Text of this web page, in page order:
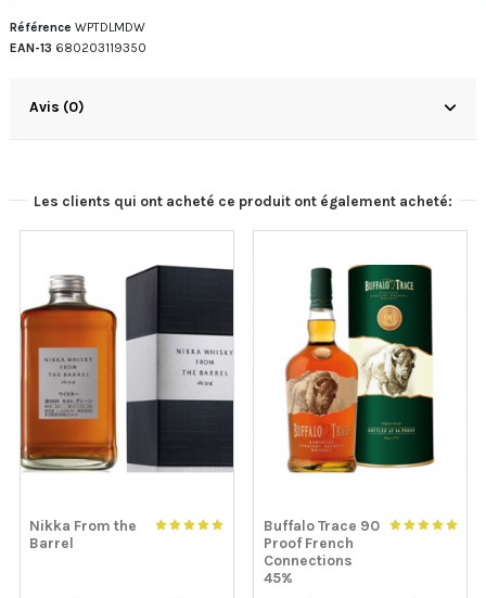
Référence WPTDLMDW
EAN-13 680203119350
Avis (0)
Les clients qui ont acheté ce produit ont également acheté:
Nikka From the
Barrel
Buffalo Trace 90
Proof French
Connections
45%